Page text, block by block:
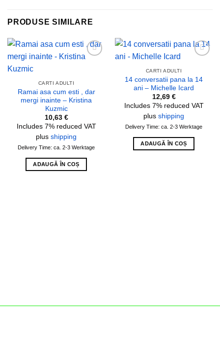
PRODUSE SIMILARE
CARTI ADULTI
Ramai asa cum esti , dar
mergi inainte – Kristina
Kuzmic
10,63 €
Includes 7% reduced VAT
plus shipping
Delivery Time: ca. 2-3 Werktage
ADAUGĂ ÎN COȘ
CARTI ADULTI
14 conversatii pana la 14
ani – Michelle Icard
12,69 €
Includes 7% reduced VAT
plus shipping
Delivery Time: ca. 2-3 Werktage
ADAUGĂ ÎN COȘ